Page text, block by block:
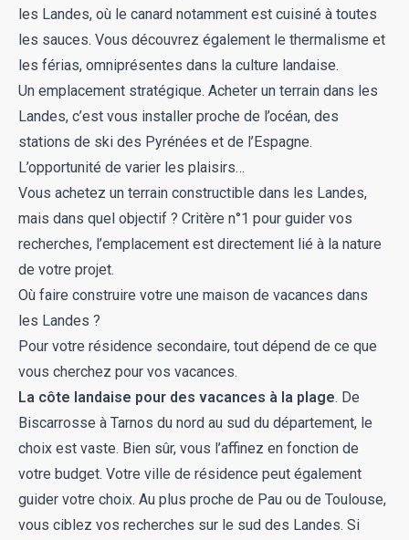
les Landes, où le canard notamment est cuisiné à toutes
les sauces. Vous découvrez également le thermalisme et
les férias, omniprésentes dans la culture landaise.
Un emplacement stratégique. Acheter un terrain dans les
Landes, c’est vous installer proche de l’océan, des
stations de ski des Pyrénées et de l’Espagne.
L’opportunité de varier les plaisirs…
Vous achetez un terrain constructible dans les Landes,
mais dans quel objectif ? Critère n°1 pour guider vos
recherches, l’emplacement est directement lié à la nature
de votre projet.
Où faire construire votre une maison de vacances dans
les Landes ?
Pour votre résidence secondaire, tout dépend de ce que
vous cherchez pour vos vacances.
La côte landaise pour des vacances à la plage. De
Biscarrosse à Tarnos du nord au sud du département, le
choix est vaste. Bien sûr, vous l’affinez en fonction de
votre budget. Votre ville de résidence peut également
guider votre choix. Au plus proche de Pau ou de Toulouse,
vous ciblez vos recherches sur le sud des Landes. Si